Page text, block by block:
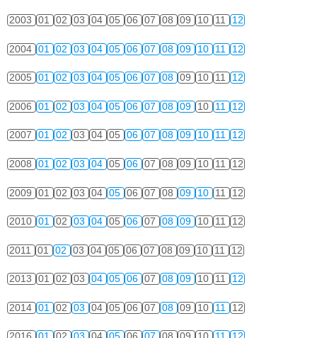
2003 01 02 03 04 05 06 07 08 09 10 11 12
2004 01 02 03 04 05 06 07 08 09 10 11 12
2005 01 02 03 04 05 06 07 08 09 10 11 12
2006 01 02 03 04 05 06 07 08 09 10 11 12
2007 01 02 03 04 05 06 07 08 09 10 11 12
2008 01 02 03 04 05 06 07 08 09 10 11 12
2009 01 02 03 04 05 06 07 08 09 10 11 12
2010 01 02 03 04 05 06 07 08 09 10 11 12
2011 01 02 03 04 05 06 07 08 09 10 11 12
2013 01 02 03 04 05 06 07 08 09 10 11 12
2014 01 02 03 04 05 06 07 08 09 10 11 12